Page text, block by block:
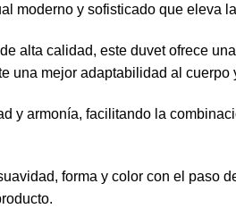
moderno y sofisticado que eleva
alta calidad, este duvet ofrece
una mejor adaptabilidad al
y armonía, facilitando la
forma y color con el paso